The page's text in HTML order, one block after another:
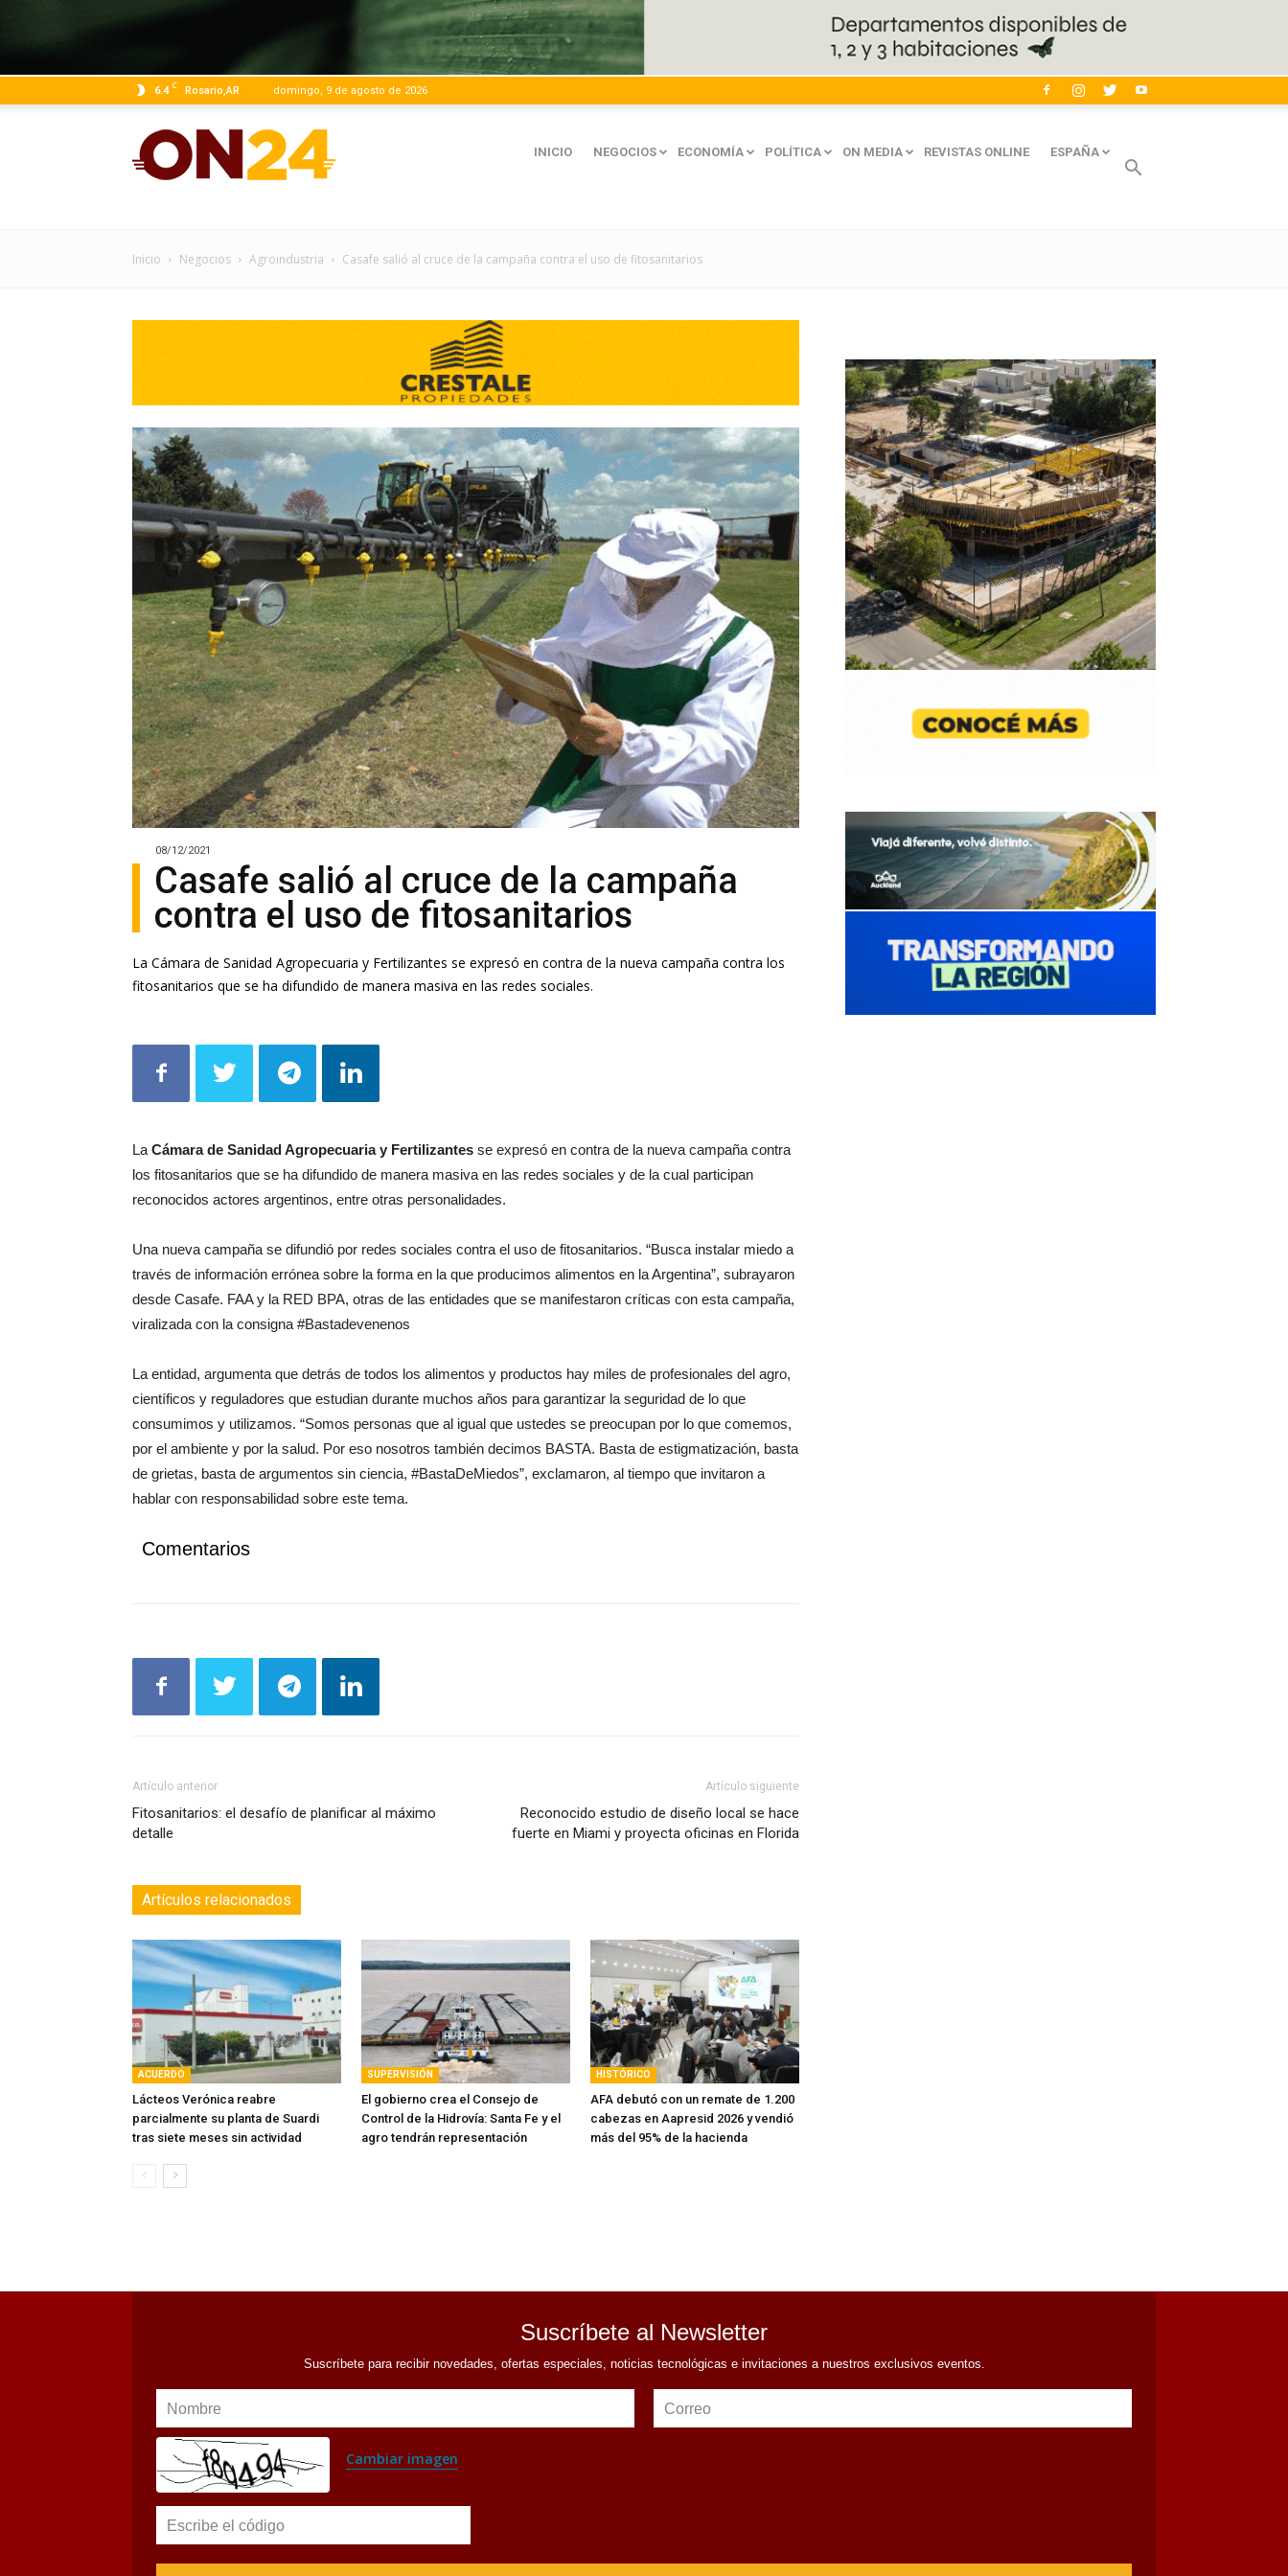
6.4 C Rosario,AR domingo, 9 de agosto de 2026
|
Información
Precisa.
Periodismo
en
serio
INICIO NEGOCIOS ECONOMÍA POLÍTICA ON MEDIA REVISTAS ONLINE ESPAÑA
Inicio Negocios Agroindustria Casafe salió al cruce de la campaña contra el uso de fitosanitarios
08/12/2021
Casafe salió al cruce de la campaña
contra el uso de fitosanitarios
La Cámara de Sanidad Agropecuaria y Fertilizantes se expresó en contra de la nueva campaña contra los
fitosanitarios que se ha difundido de manera masiva en las redes sociales.
La Cámara de Sanidad Agropecuaria y Fertilizantes se expresó en contra de la nueva campaña contra
los fitosanitarios que se ha difundido de manera masiva en las redes sociales y de la cual participan
reconocidos actores argentinos, entre otras personalidades.
Una nueva campaña se difundió por redes sociales contra el uso de fitosanitarios. “Busca instalar miedo a
través de información errónea sobre la forma en la que producimos alimentos en la Argentina”, subrayaron
desde Casafe. FAA y la RED BPA, otras de las entidades que se manifestaron críticas con esta campaña,
viralizada con la consigna #Bastadevenenos
La entidad, argumenta que detrás de todos los alimentos y productos hay miles de profesionales del agro,
científicos y reguladores que estudian durante muchos años para garantizar la seguridad de lo que
consumimos y utilizamos. “Somos personas que al igual que ustedes se preocupan por lo que comemos,
por el ambiente y por la salud. Por eso nosotros también decimos BASTA. Basta de estigmatización, basta
de grietas, basta de argumentos sin ciencia, #BastaDeMiedos”, exclamaron, al tiempo que invitaron a
hablar con responsabilidad sobre este tema.
Comentarios
Artículo anterior
Fitosanitarios: el desafío de planificar al máximo
detalle
Artículo siguiente
Reconocido estudio de diseño local se hace
fuerte en Miami y proyecta oficinas en Florida
Artículos relacionados
ACUERDO
Lácteos Verónica reabre
parcialmente su planta de Suardi
tras siete meses sin actividad
SUPERVISIÓN
El gobierno crea el Consejo de
Control de la Hidrovía: Santa Fe y el
agro tendrán representación
HISTÓRICO
AFA debutó con un remate de 1.200
cabezas en Aapresid 2026 y vendió
más del 95% de la hacienda
Suscríbete al Newsletter
Suscríbete para recibir novedades, ofertas especiales, noticias tecnológicas e invitaciones a nuestros exclusivos eventos.
Nombre Correo
Cambiar imagen
Escribe el código